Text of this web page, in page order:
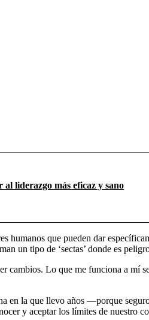
liderazgo más eficaz y sano
humanos que pueden dar
un tipo de ‘sectas’ donde es
cambios. Lo que me funciona a mí
en la que llevo años —porque
y aceptar los límites de nuestro